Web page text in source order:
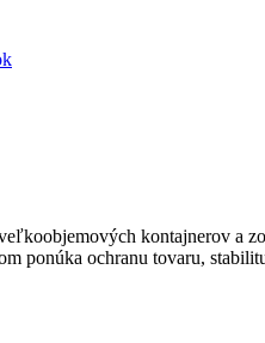
kontajnerov a
ponúka ochranu tovaru,